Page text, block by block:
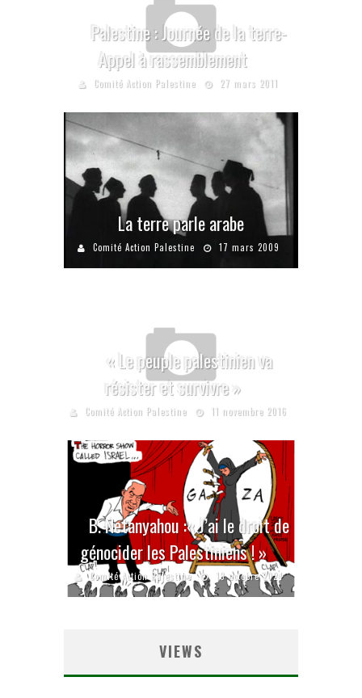
Palestine : Journée de la terre-
Appel à rassemblement
Comité Action Palestine 27 mars 2011
La terre parle arabe
Comité Action Palestine 17 mars 2009
« Le peuple palestinien va
résister et survivre »
Comité Action Palestine 11 novembre 2016
B. Netanyahou :« J’ai le droit de
génocider les Palestiniens ! »
Comité Action Palestine 18 octobre 2024
VIEWS